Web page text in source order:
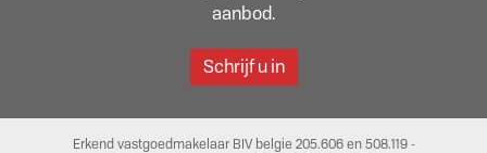
aanbod.
Schrijf u in
Erkend vastgoedmakelaar BIV belgie 205.606 en 508.119 -